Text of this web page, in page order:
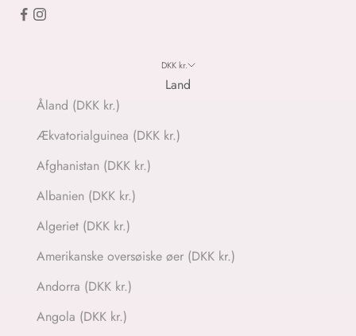
DKK kr.
Land
Åland (DKK kr.)
Ækvatorialguinea (DKK kr.)
Afghanistan (DKK kr.)
Albanien (DKK kr.)
Algeriet (DKK kr.)
Amerikanske oversøiske øer (DKK kr.)
Andorra (DKK kr.)
Angola (DKK kr.)